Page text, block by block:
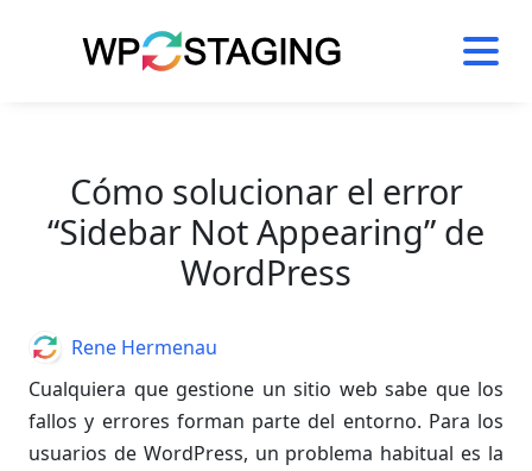
Cómo solucionar el error
“Sidebar Not Appearing” de
WordPress
Cualquiera que gestione un sitio web sabe que los
fallos y errores forman parte del entorno. Para los
usuarios de WordPress, un problema habitual es la
AuthorRene Hermenau